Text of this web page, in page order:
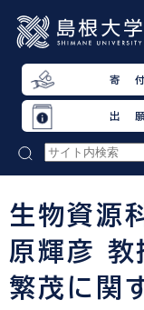
寄 付
出 願
生物資源
原輝彦 教
繁茂に関